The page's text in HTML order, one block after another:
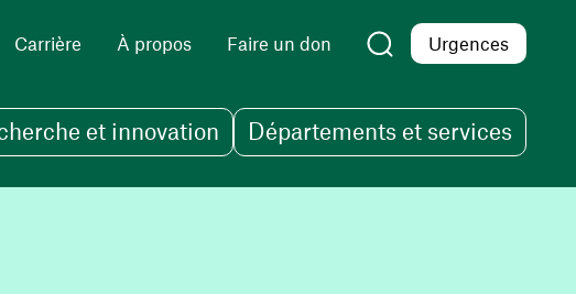
Carrière À propos Faire un don Urgences
et innovation Départements et services